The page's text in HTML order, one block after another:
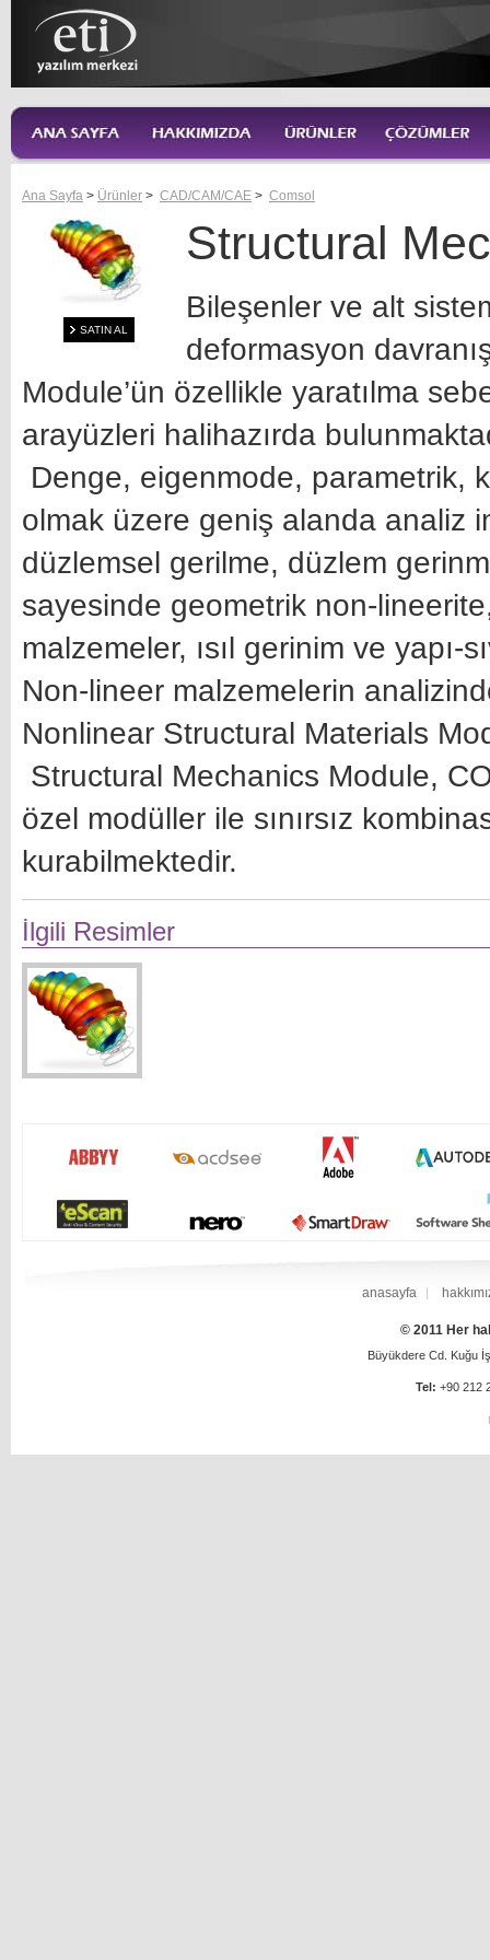
Ana Sayfa > Ürünler > CAD/CAM/CAE > Comsol
SATIN AL
Structural
Bileşenler ve alt
deformasyon
Module’ün özellikle yaratılma
arayüzleri halihazırda
Denge, eigenmode, parametrik,
olmak üzere geniş alanda analiz
düzlemsel gerilme, düzlem
sayesinde geometrik non-
malzemeler, ısıl gerinim ve yapı-
Non-lineer malzemelerin
Nonlinear Structural Materials
Structural Mechanics Module,
özel modüller ile sınırsız
kurabilmektedir.
İlgili Resimler
anasayfa
© 2011 Her
Büyükdere Cd. Kuğu
Tel: +90 212